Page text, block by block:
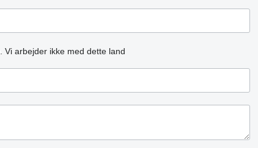
Vi arbejder ikke med dette land